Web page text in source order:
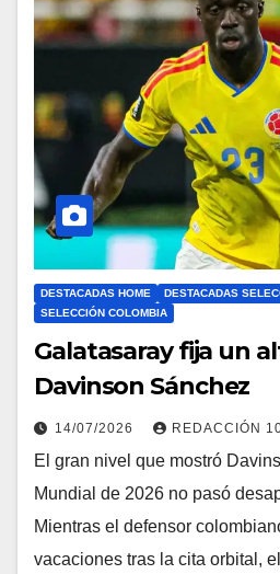
DESTACADAS HOME
DESTACADAS
SELECCIÓN COLOMBIA
Galatasaray fija un
Davinson Sánchez
14/07/2026 REDACCIÓN
El gran nivel que mostró
Mundial de 2026 no pasó
Mientras el defensor
vacaciones tras la cita orbital,